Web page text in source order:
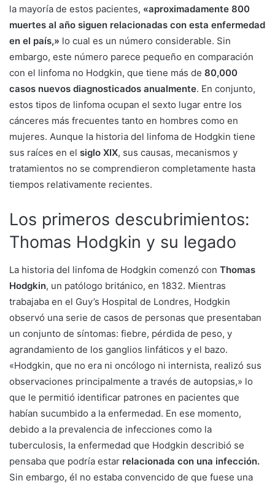
la mayoría de estos pacientes, «aproximadamente 800
muertes al año siguen relacionadas con esta enfermedad
en el país,» lo cual es un número considerable. Sin
embargo, este número parece pequeño en comparación
con el linfoma no Hodgkin, que tiene más de 80,000
casos nuevos diagnosticados anualmente. En conjunto,
estos tipos de linfoma ocupan el sexto lugar entre los
cánceres más frecuentes tanto en hombres como en
mujeres. Aunque la historia del linfoma de Hodgkin tiene
sus raíces en el siglo XIX, sus causas, mecanismos y
tratamientos no se comprendieron completamente hasta
tiempos relativamente recientes.
Los primeros descubrimientos:
Thomas Hodgkin y su legado
La historia del linfoma de Hodgkin comenzó con Thomas
Hodgkin, un patólogo británico, en 1832. Mientras
trabajaba en el Guy’s Hospital de Londres, Hodgkin
observó una serie de casos de personas que presentaban
un conjunto de síntomas: fiebre, pérdida de peso, y
agrandamiento de los ganglios linfáticos y el bazo.
«Hodgkin, que no era ni oncólogo ni internista, realizó sus
observaciones principalmente a través de autopsias,» lo
que le permitió identificar patrones en pacientes que
habían sucumbido a la enfermedad. En ese momento,
debido a la prevalencia de infecciones como la
tuberculosis, la enfermedad que Hodgkin describió se
pensaba que podría estar relacionada con una infección.
Sin embargo, él no estaba convencido de que fuese una